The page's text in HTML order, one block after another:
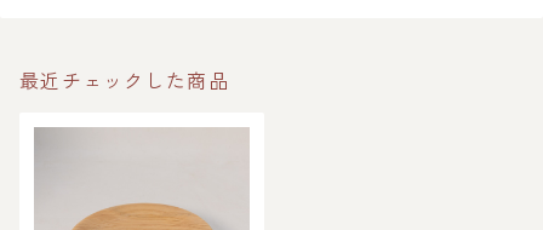
最近チェックした商品